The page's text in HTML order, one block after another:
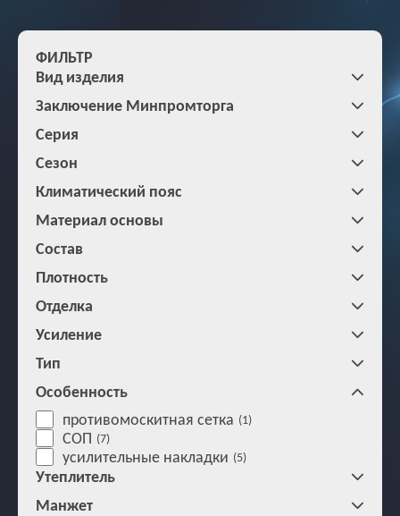
ФИЛЬТР
Вид изделия
Заключение Минпромторга
Серия
Сезон
Климатический пояс
Материал основы
Состав
Плотность
Отделка
Усиление
Тип
Особенность
противомоскитная сетка (1)
СОП (7)
усилительные накладки (5)
Утеплитель
Манжет